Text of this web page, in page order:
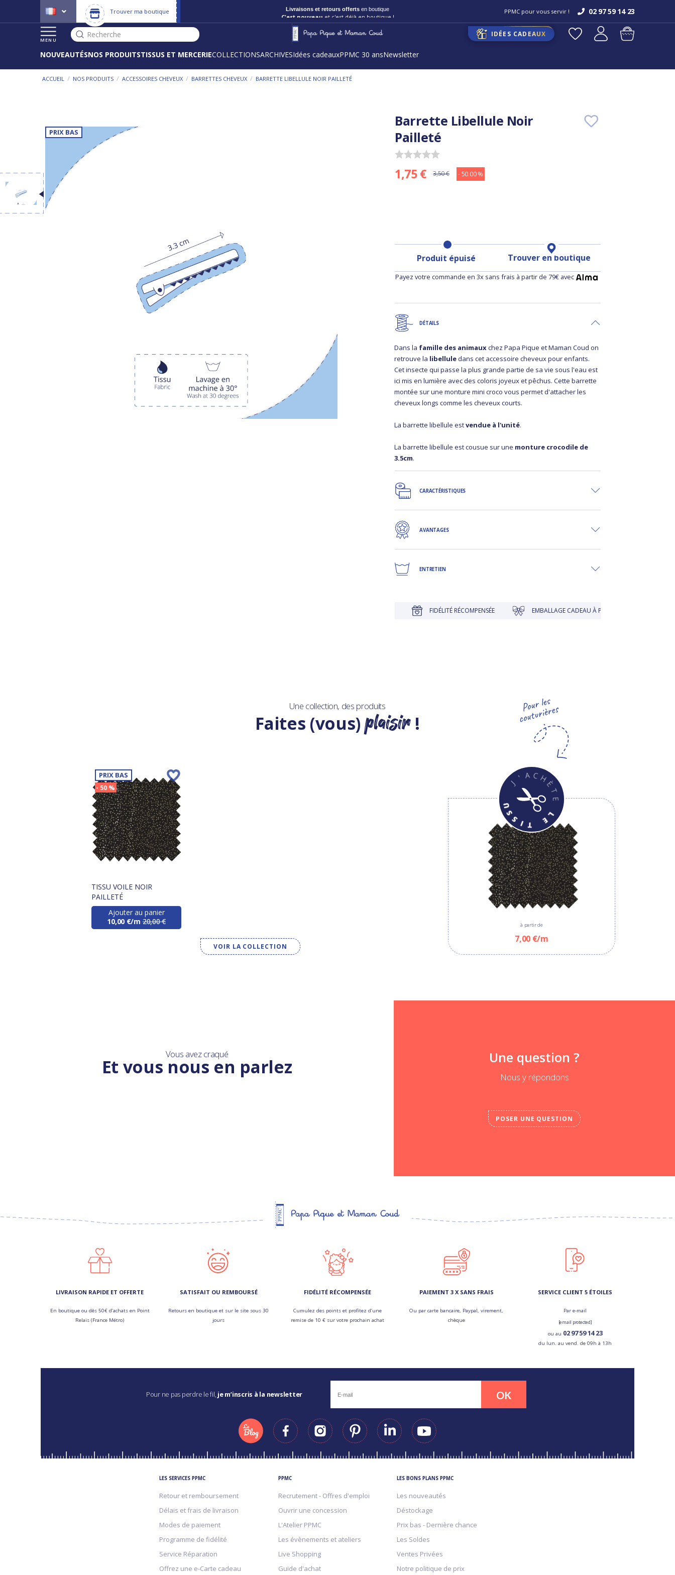
Trouver ma boutique Livraisons et retours offerts en boutique
C'est nouveau et c'est déjà en boutique !
PPMC pour vous servir ! 02 97 59 14 23
MENU
Recherche IDÉES CADEAUX
NOUVEAUTÉSNOS PRODUITSTISSUS ET MERCERIECOLLECTIONSARCHIVESIdées cadeauxPPMC 30 ansNewsletter
ACCUEIL / NOS PRODUITS / ACCESSOIRES CHEVEUX / BARRETTES CHEVEUX / BARRETTE LIBELLULE NOIR PAILLETÉ
PRIX BAS
Barrette Libellule Noir
Pailleté
1,75 € 3,50 € - 50.00 %
Produit épuisé Trouver en boutique
Payez votre commande en 3x sans frais à partir de 79€ avec
DÉTAILS
Dans la famille des animauxchez Papa Pique et Maman Coud on
retrouve la libelluledans cet accessoire cheveux pour enfants.
Cet insecte qui passe la plus grande partie de sa vie sous l'eau est
ici mis en lumière avec des coloris joyeux et pêchus. Cette barrette
montée sur une monture mini croco vous permet d'attacher les
cheveux longs comme les cheveux courts.
La barrette libellule estvendue à l'unité.
La barrette libellule est cousue sur une monture crocodile de
3.5cm.
CARACTÉRISTIQUES
AVANTAGES
ENTRETIEN
FIDÉLITÉ RÉCOMPENSÉE EMBALLAGE CADEAU À PRIX DOUX
Une collection, des produits
Faites (vous)plaisir!
PRIX BAS
- 50 %
TISSU VOILE NOIR
PAILLETÉ
Ajouter au panier
10,00 €/m 20,00 €
VOIR LA COLLECTION
à partir de
7,00 €/m
Vous avez craqué
Et vous nous en parlez Une question ?
Nous y répondons
POSER UNE QUESTION
LIVRAISON RAPIDE ET OFFERTE
En boutique ou dès 50€ d’achats en Point
Relais (France Métro)
SATISFAIT OU REMBOURSÉ
Retours en boutique et sur le site sous 30
jours
FIDÉLITÉ RÉCOMPENSÉE
Cumulez des points et profitez d’une
remise de 10 € sur votre prochain achat
PAIEMENT 3 X SANS FRAIS
Ou par carte bancaire, Paypal, virement,
chèque
SERVICE CLIENT 5 ÉTOILES
Par e-mail
[email protected]
ou au 02 97 59 14 23
du lun. au vend. de 09h à 13h
Pour ne pas perdre le fil, je m’inscris à la newsletter OK
LES SERVICES PPMC
Retour et remboursement
Délais et frais de livraison
Modes de paiement
Programme de fidélité
Service Réparation
Offrez une e-Carte cadeau
PPMC
Recrutement - Offres d'emploi
Ouvrir une concession
L'Atelier PPMC
Les évènements et ateliers
Live Shopping
Guide d'achat
LES BONS PLANS PPMC
Les nouveautés
Déstockage
Prix bas - Dernière chance
Les Soldes
Ventes Privées
Notre politique de prix